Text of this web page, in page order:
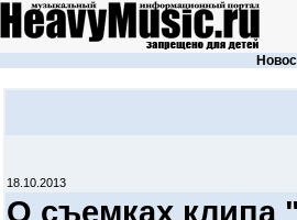
18.10.2013
О съемках клипа